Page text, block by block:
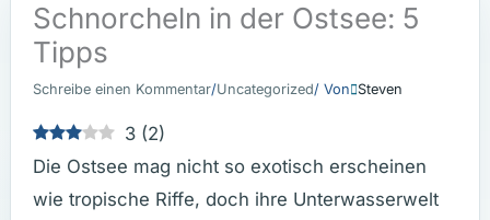
Schnorcheln in der Ostsee: 5
Tipps
Schreibe einen Kommentar/Uncategorized/ Von Steven
3 (2)
Die Ostsee mag nicht so exotisch erscheinen
wie tropische Riffe, doch ihre Unterwasserwelt